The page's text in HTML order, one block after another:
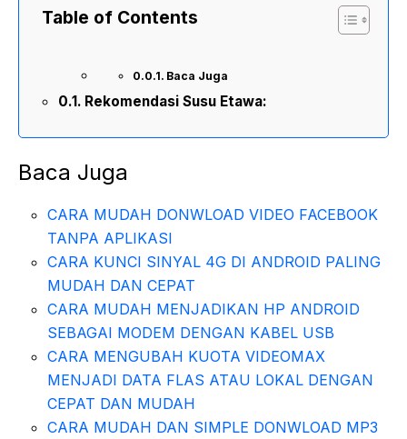
Table of Contents
Baca Juga
Rekomendasi Susu Etawa:
Baca Juga
CARA MUDAH DONWLOAD VIDEO FACEBOOK
TANPA APLIKASI
CARA KUNCI SINYAL 4G DI ANDROID PALING
MUDAH DAN CEPAT
CARA MUDAH MENJADIKAN HP ANDROID
SEBAGAI MODEM DENGAN KABEL USB
CARA MENGUBAH KUOTA VIDEOMAX
MENJADI DATA FLAS ATAU LOKAL DENGAN
CEPAT DAN MUDAH
CARA MUDAH DAN SIMPLE DONWLOAD MP3